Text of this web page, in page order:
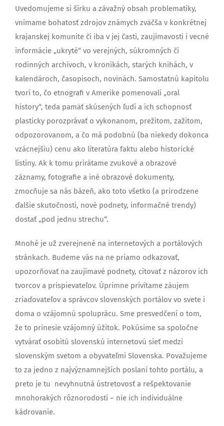
Uvedomujeme si šírku a závažný obsah problematiky,
vnímame bohatosť zdrojov známych zväčša v konkrétnej
krajanskej komunite či iba v jej časti, zaujímavosti i vecné
informácie „ukryté“ vo verejných, súkromných či
rodinných archívoch, v kronikách, starých knihách, v
kalendároch, časopisoch, novinách. Samostatnú kapitolu
tvorí to, čo etnografi v Amerike pomenovali „oral
history“, teda pamäť skúsených ľudí a ich schopnosť
plasticky porozprávať o vykonanom, prežitom, zažitom,
odpozorovanom, a čo má podobnú (ba niekedy dokonca
vzácnejšiu) cenu ako literatúra faktu alebo historické
listiny. Ak k tomu prirátame zvukové a obrazové
záznamy, fotografie a iné obrazové dokumenty,
zmocňuje sa nás bázeň, ako toto všetko (a prirodzene
ďalšie skutočnosti, nové podnety, informačné trendy)
dostať „pod jednu strechu“.
Mnohé je už zverejnené na internetových a portálových
stránkach. Budeme vás na ne priamo odkazovať,
upozorňovať na zaujímavé podnety, citovať z názorov ich
tvorcov a prispievateľov. Úprimne privítame záujem
zriaďovateľov a správcov slovenských portálov vo svete i
doma o vzájomnú spoluprácu. Sme presvedčení o tom,
že to prinesie vzájomný úžitok. Pokúsime sa spoločne
vytvárať osobitú slovenskú internetovú sieť medzi
slovenským svetom a obyvateľmi Slovenska. Považujeme
to za jedno z najvýznamnejších poslaní tohto portálu, a
preto je tu nevyhnutná ústretovosť a rešpektovanie
mnohorakých rôznorodostí – nie ich individuálne
kádrovanie.